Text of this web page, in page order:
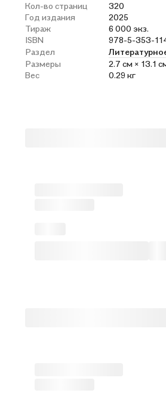
Кол-во страниц
320
Год издания
2025
Тираж
6 000 экз.
ISBN
978-5-353-
Раздел
Размеры
2.7 см × 13.1
Вес
0.29 кг